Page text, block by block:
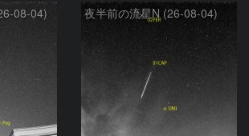
08-04) 夜半前の流星N (26-08-04)